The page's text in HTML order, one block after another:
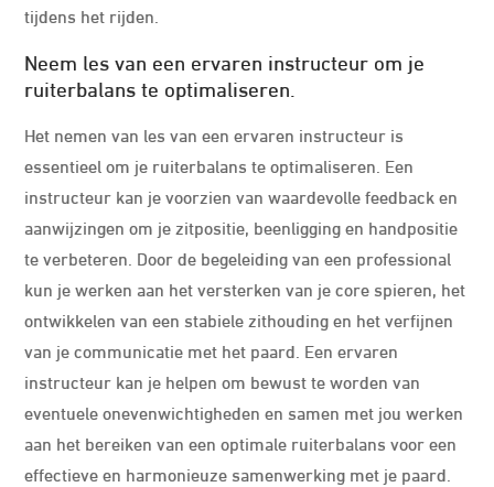
tijdens het rijden.
Neem les van een ervaren instructeur om je
ruiterbalans te optimaliseren.
Het nemen van les van een ervaren instructeur is
essentieel om je ruiterbalans te optimaliseren. Een
instructeur kan je voorzien van waardevolle feedback en
aanwijzingen om je zitpositie, beenligging en handpositie
te verbeteren. Door de begeleiding van een professional
kun je werken aan het versterken van je core spieren, het
ontwikkelen van een stabiele zithouding en het verfijnen
van je communicatie met het paard. Een ervaren
instructeur kan je helpen om bewust te worden van
eventuele onevenwichtigheden en samen met jou werken
aan het bereiken van een optimale ruiterbalans voor een
effectieve en harmonieuze samenwerking met je paard.